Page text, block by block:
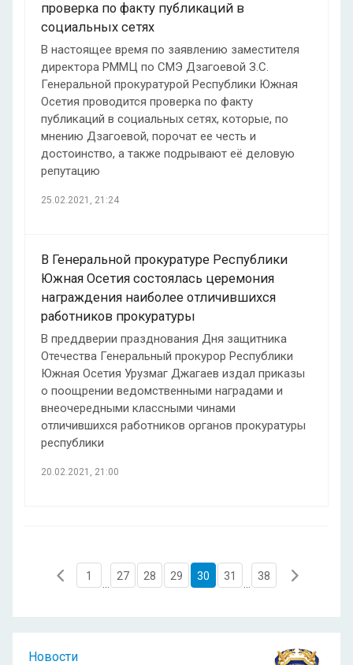
проверка по факту публикаций в
социальных сетях
В настоящее время по заявлению заместителя
директора РММЦ по СМЭ Дзагоевой З.С.
Генеральной прокуратурой Республики Южная
Осетия проводится проверка по факту
публикаций в социальных сетях, которые, по
мнению Дзагоевой, порочат ее честь и
достоинство, а также подрывают её деловую
репутацию
25.02.2021, 21:24
В Генеральной прокуратуре Республики
Южная Осетия состоялась церемония
награждения наиболее отличившихся
работников прокуратуры
В преддверии празднования Дня защитника
Отечества Генеральный прокурор Республики
Южная Осетия Урузмаг Джагаев издал приказы
о поощрении ведомственными наградами и
внеочередными классными чинами
отличившихся работников органов прокуратуры
республики
20.02.2021, 21:00
1
...
27 28 29 30 31
...
38
Новости